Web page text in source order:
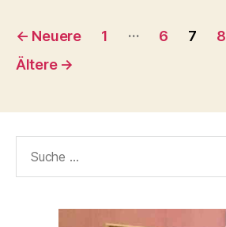
der
← Neuere 1 … 6 7 8
Ältere →
nach: